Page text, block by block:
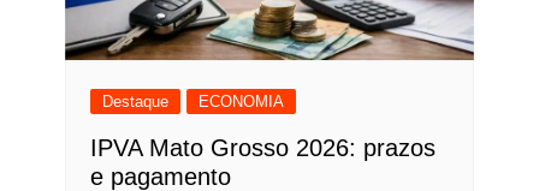
Destaque ECONOMIA
IPVA Mato Grosso 2026: prazos
e pagamento